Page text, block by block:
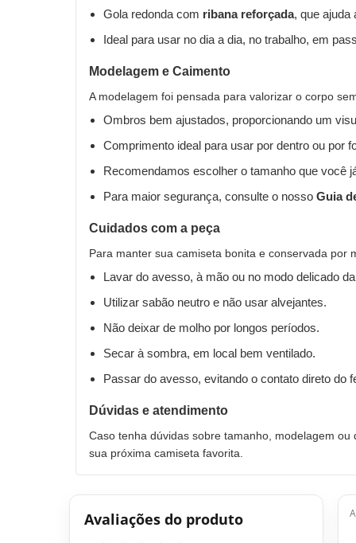
Gola redonda com ribana reforçada, que ajuda
Ideal para usar no dia a dia, no trabalho, em
Modelagem e Caimento
A modelagem foi pensada para valorizar o corpo
Ombros bem ajustados, proporcionando um
Comprimento ideal para usar por dentro ou por
Recomendamos escolher o tamanho que você
Para maior segurança, consulte o nosso Guia
Cuidados com a peça
Para manter sua camiseta bonita e conservada por
Lavar do avesso, à mão ou no modo delicado
Utilizar sabão neutro e não usar alvejantes.
Não deixar de molho por longos períodos.
Secar à sombra, em local bem ventilado.
Passar do avesso, evitando o contato direto do
Dúvidas e atendimento
Caso tenha dúvidas sobre tamanho, modelagem
sua próxima camiseta favorita.
Avaliações do produto